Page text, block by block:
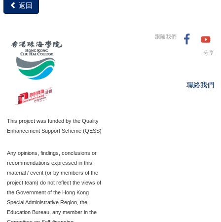
返回
This project was funded by the Quality
Enhancement Support Scheme (QESS)
Any opinions, findings, conclusions or
recommendations expressed in this
material / event (or by members of the
project team) do not reflect the views of
the Government of the Hong Kong
Special Administrative Region, the
Education Bureau, any member in the
跟隨我們
分享
聯絡我們